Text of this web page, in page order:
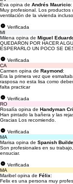
Eva opina de Andrés Mauricio:
Muy profesional. Los
ventilación de la vivienda
Verificada
MI
Milena opina de Miguel
QUEDARON POR HACER
ESPERARLO UN POCO SE
Verificada
CA
Carmen opina de Raymond:
Era la primera vez que
rasposa no esta lisa como
falta practicar
Verificada
RO
Rosalía opina de Handyman
Han pintado la bañera y las
Gracias Los recomiendo.
Verificada
MA
Marisa opina de Spanish
Son profesionales en su
ensuciar.
Verificada
MA
Maribel opina de Félix:
Felix es una persona muy